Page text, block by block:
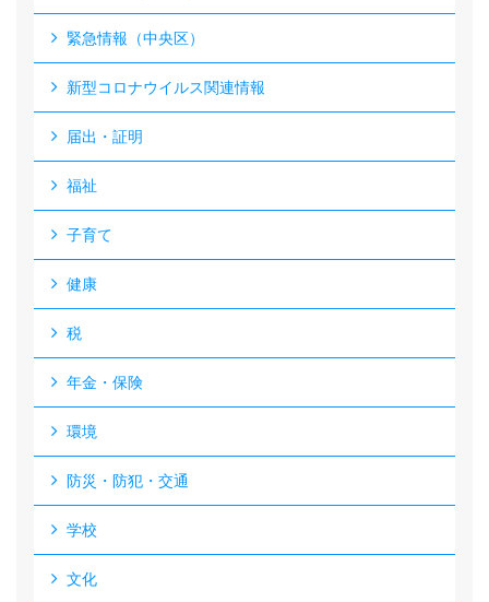
緊急情報（中央区）
新型コロナウイルス関連情報
届出・証明
福祉
子育て
健康
税
年金・保険
環境
防災・防犯・交通
学校
文化